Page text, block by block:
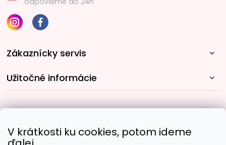
V krátkosti ku cookies, potom ideme
Zákaznícky servis
Užitočné informácie